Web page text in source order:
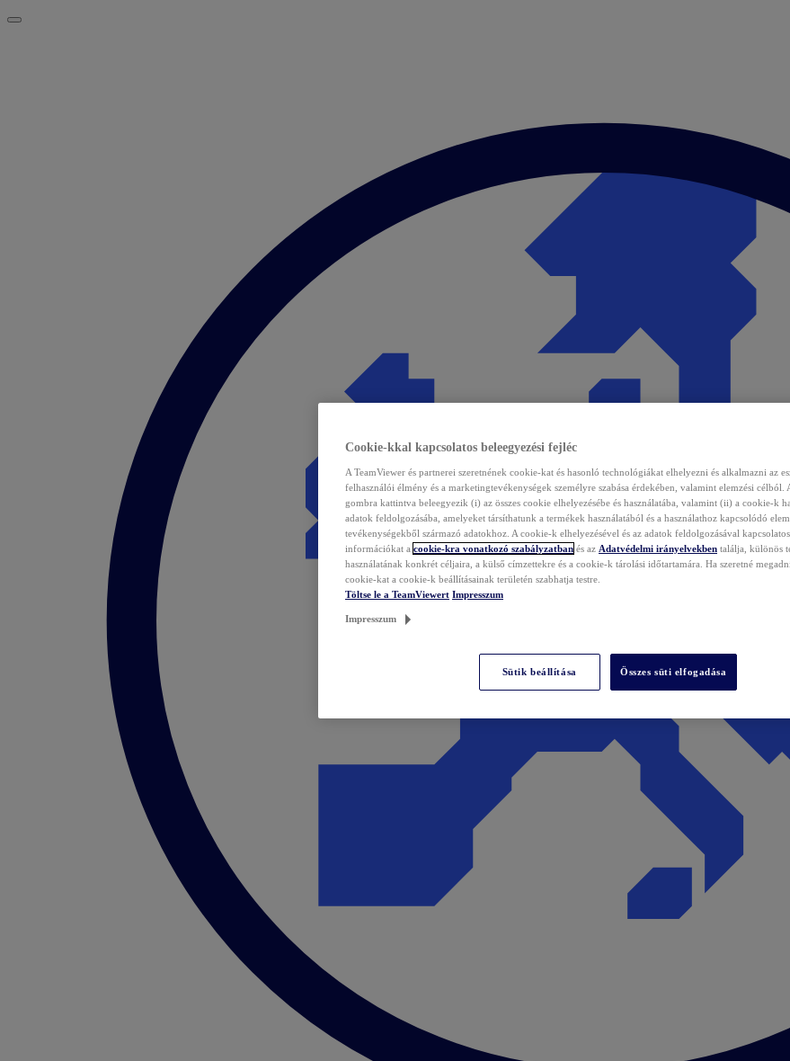
Cookie-kkal kapcsolatos beleegyezési fejléc
A TeamViewer és partnerei szeretnének cookie-kat és hasonló technológiákat elhelyezni és alkalmazni az
felhasználói élmény és a marketingtevékenységek személyre szabása érdekében, valamint elemzési célból.
gombra kattintva beleegyezik (i) az összes cookie elhelyezésébe és használatába, valamint (ii) a cookie-k
adatok feldolgozásába, amelyeket társíthatunk a termékek használatából és a használathoz kapcsolódó
tevékenységekből származó adatokhoz. A cookie-k elhelyezésével és az adatok feldolgozásával
információkat a cookie-kra vonatkozó szabályzatban és az Adatvédelmi irányelvekben találja, különös
használatának konkrét céljaira, a külső címzettekre és a cookie-k tárolási időtartamára. Ha szeretné
cookie-kat a cookie-k beállításainak területén szabhatja testre.
Töltse le a TeamViewert Impresszum
Impresszum
Sütik beállítása Összes süti elfogadása